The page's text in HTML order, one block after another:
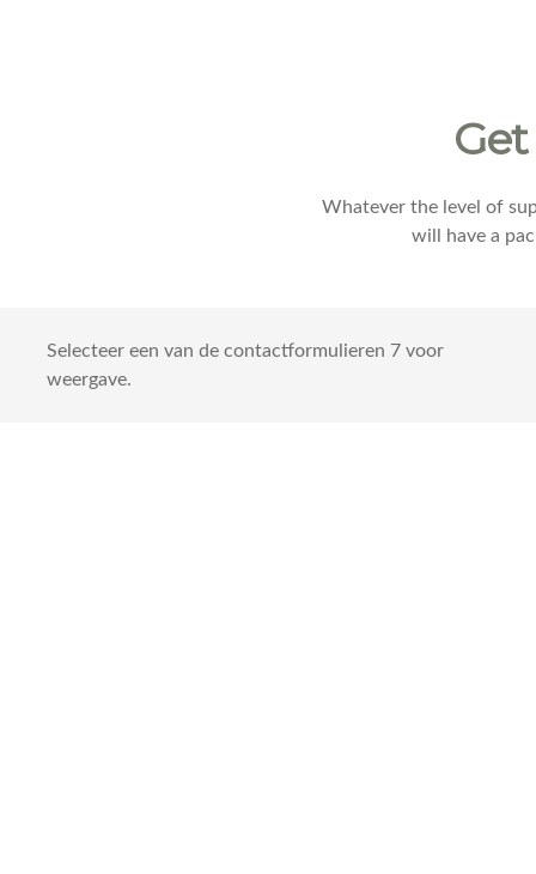
Whatever the level of
will have a
Selecteer een van de contactformulieren 7 voor
weergave.